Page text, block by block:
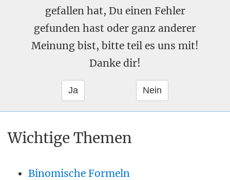
gefallen hat, Du einen Fehler
gefunden hast oder ganz anderer
Meinung bist, bitte teil es uns mit!
Danke dir!
Wichtige Themen
Binomische Formeln